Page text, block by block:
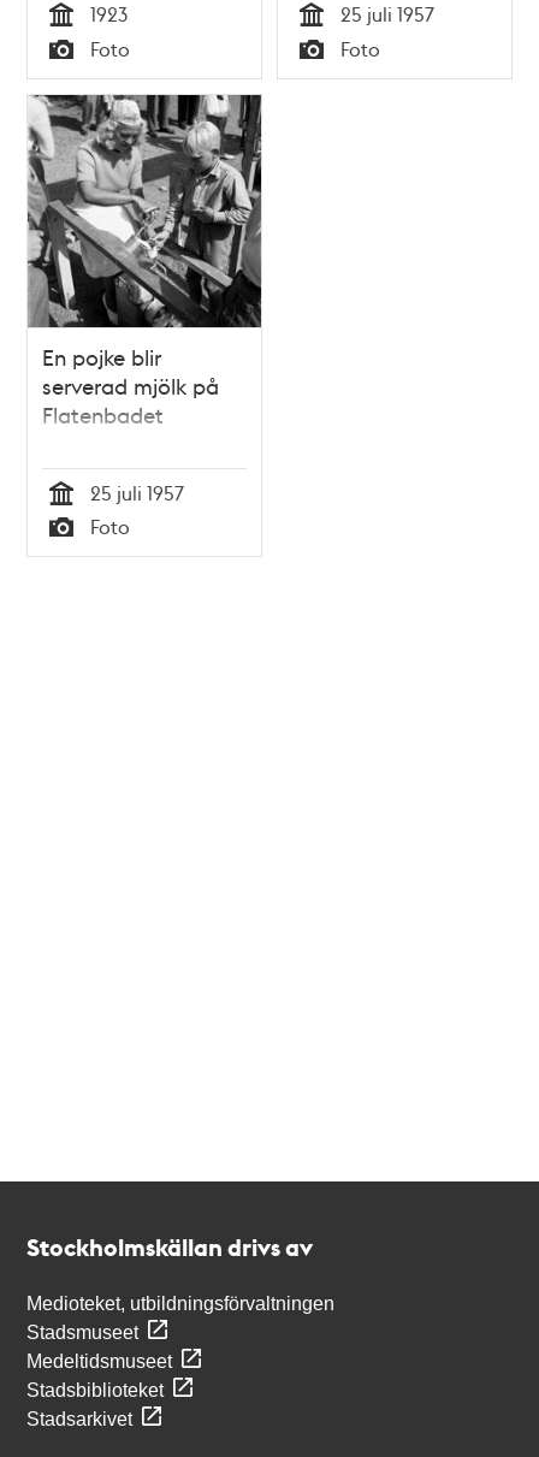
Tid
1923
Typ
Foto Tid
25 juli 1957
Typ
Foto
En pojke blir
serverad mjölk på
Flatenbadet
Tid
25 juli 1957
Typ
Foto
Stockholmskällan drivs av
Medioteket, utbildningsförvaltningen
Stadsmuseet
Medeltidsmuseet
Stadsbiblioteket
Stadsarkivet